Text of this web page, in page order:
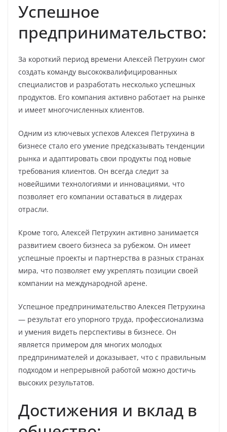
Успешное
предпринимательство:
За короткий период времени Алексей Петрухин смог
создать команду высококвалифицированных
специалистов и разработать несколько успешных
продуктов. Его компания активно работает на рынке
и имеет многочисленных клиентов.
Одним из ключевых успехов Алексея Петрухина в
бизнесе стало его умение предсказывать тенденции
рынка и адаптировать свои продукты под новые
требования клиентов. Он всегда следит за
новейшими технологиями и инновациями, что
позволяет его компании оставаться в лидерах
отрасли.
Кроме того, Алексей Петрухин активно занимается
развитием своего бизнеса за рубежом. Он имеет
успешные проекты и партнерства в разных странах
мира, что позволяет ему укреплять позиции своей
компании на международной арене.
Успешное предпринимательство Алексея Петрухина
— результат его упорного труда, профессионализма
и умения видеть перспективы в бизнесе. Он
является примером для многих молодых
предпринимателей и доказывает, что с правильным
подходом и непрерывной работой можно достичь
высоких результатов.
Достижения и вклад в